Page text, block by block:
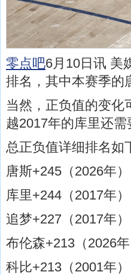
零点吧6月10日讯 美
排名，其中本赛季的
当然，正负值的变化
越2017年的库里还
总正负值详细排名如
唐斯+245（2026年）
库里+244（2017年）
追梦+227（2017年）
布伦森+213（2026年
科比+213（2001年）